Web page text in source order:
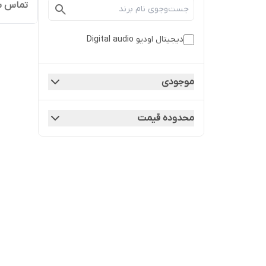
دیجیتال اودیو Digital audio
موجودی
محدوده قیمت
تماس